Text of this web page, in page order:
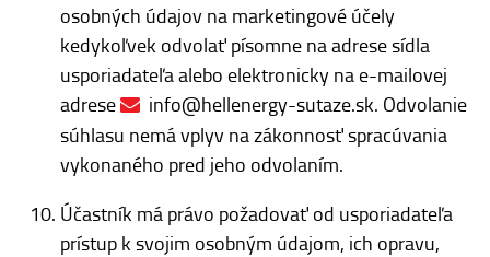
osobných údajov na marketingové účely
kedykoľvek odvolať písomne na adrese sídla
usporiadateľa alebo elektronicky na e-mailovej
adrese
info@hellenergy-sutaze.sk. Odvolanie
súhlasu nemá vplyv na zákonnosť spracúvania
vykonaného pred jeho odvolaním.
Účastník má právo požadovať od usporiadateľa
prístup k svojim osobným údajom, ich opravu,